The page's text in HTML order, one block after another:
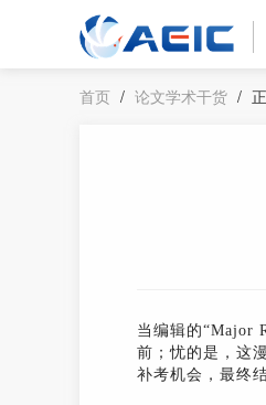
首页 / 论文学术干货 /
当编辑的“Major
前；忧的是，这
补考机会，最终